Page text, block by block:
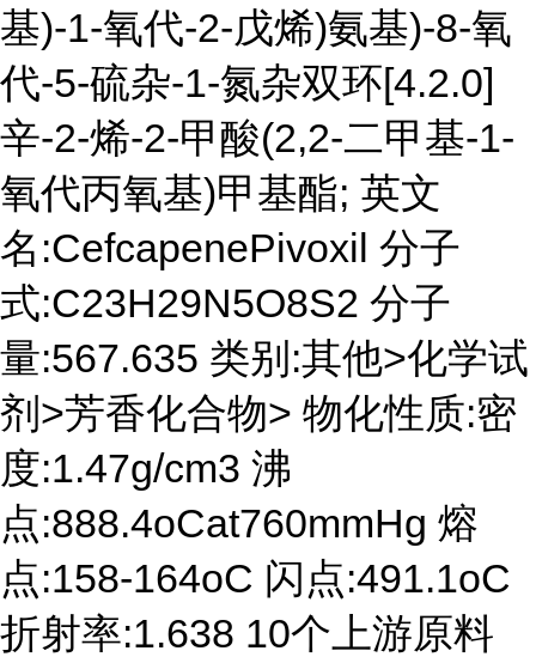
基)-1-氧代-2-戊烯)氨基)-8-氧
代-5-硫杂-1-氮杂双环[4.2.0]
辛-2-烯-2-甲酸(2,2-二甲基-1-
氧代丙氧基)甲基酯; 英文
名:CefcapenePivoxil 分子
式:C23H29N5O8S2 分子
量:567.635 类别:其他>化学试
剂>芳香化合物> 物化性质:密
度:1.47g/cm3 沸
点:888.4oCat760mmHg 熔
点:158-164oC 闪点:491.1oC
折射率:1.638 10个上游原料